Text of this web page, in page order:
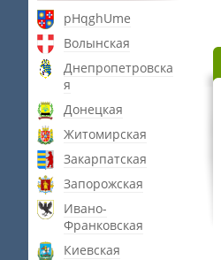
pHqghUme
Волынская
Днепропетровска
я
Донецкая
Житомирская
Закарпатская
Запорожская
Ивано-
Франковская
Киевская